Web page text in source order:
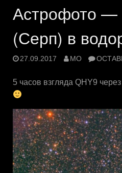
Астрофото —
(Серп) в
27.09.2017 MO
5 часов взгляда QHY9